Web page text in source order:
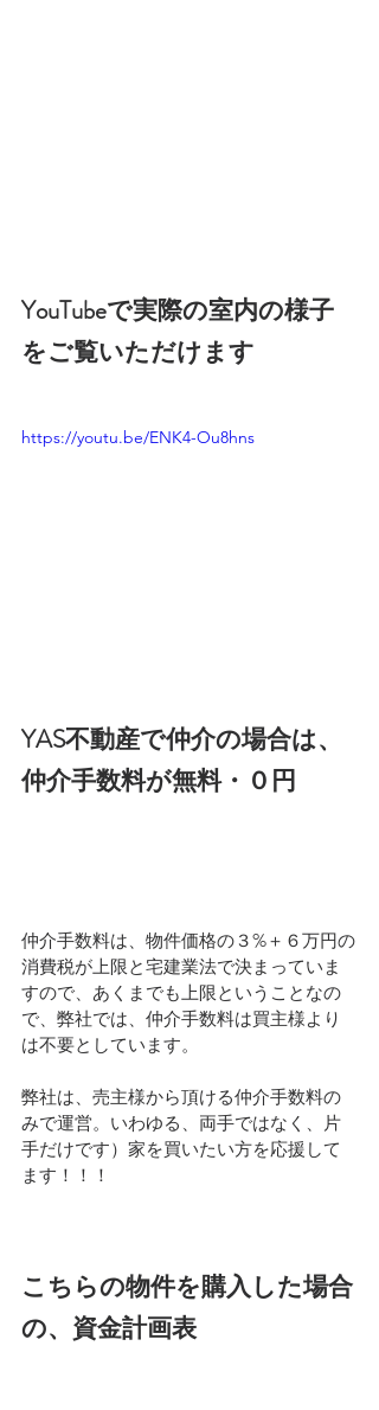
YouTubeで実際の室内の様子
をご覧いただけます
https://youtu.be/ENK4-Ou8hns
YAS不動産で仲介の場合は、
仲介手数料が無料・０円
仲介手数料は、物件価格の３%＋６万円の
消費税が上限と宅建業法で決まっていま
すので、あくまでも上限ということなの
で、弊社では、仲介手数料は買主様より
は不要としています。
弊社は、売主様から頂ける仲介手数料の
みで運営。いわゆる、両手ではなく、片
手だけです）家を買いたい方を応援して
ます！！！
こちらの物件を購入した場合
の、資金計画表